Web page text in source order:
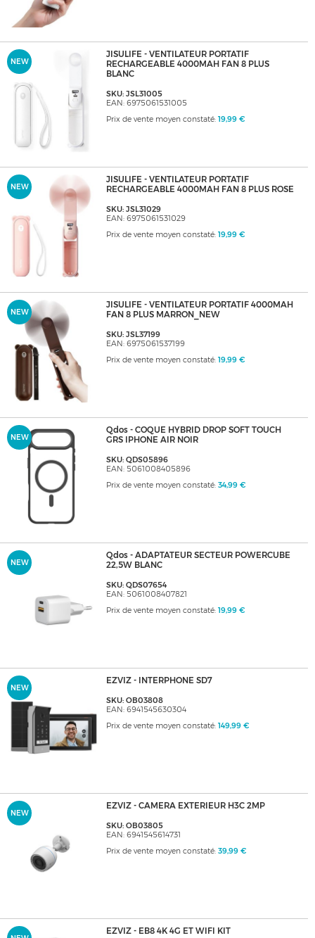
NEW
JISULIFE - VENTILATEUR PORTATIF
RECHARGEABLE 4000MAH FAN 8 PLUS
BLANC
SKU: JSL31005
EAN: 6975061531005
Prix de vente moyen constaté: 19,99 €
NEW
JISULIFE - VENTILATEUR PORTATIF
RECHARGEABLE 4000MAH FAN 8 PLUS ROSE
SKU: JSL31029
EAN: 6975061531029
Prix de vente moyen constaté: 19,99 €
NEW
JISULIFE - VENTILATEUR PORTATIF 4000MAH
FAN 8 PLUS MARRON_NEW
SKU: JSL37199
EAN: 6975061537199
Prix de vente moyen constaté: 19,99 €
NEW
Qdos - COQUE HYBRID DROP SOFT TOUCH
GRS IPHONE AIR NOIR
SKU: QDS05896
EAN: 5061008405896
Prix de vente moyen constaté: 34,99 €
NEW
Qdos - ADAPTATEUR SECTEUR POWERCUBE
22,5W BLANC
SKU: QDS07654
EAN: 5061008407821
Prix de vente moyen constaté: 19,99 €
NEW
EZVIZ - INTERPHONE SD7
SKU: OB03808
EAN: 6941545630304
Prix de vente moyen constaté: 149,99 €
NEW
EZVIZ - CAMERA EXTERIEUR H3C 2MP
SKU: OB03805
EAN: 6941545614731
Prix de vente moyen constaté: 39,99 €
EZVIZ - EB8 4K 4G ET WIFI KIT